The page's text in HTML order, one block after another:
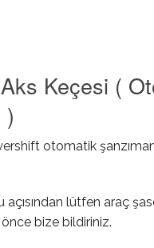
Keçesi (
)
otomatik
lütfen araç
bize bildiriniz.